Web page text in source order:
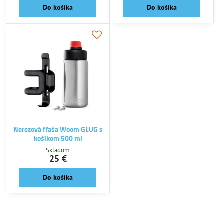
Do košíka Do košíka
Nerezová fľaša Woom GLUG s
košíkom 500 ml
Skladom
25 €
Do košíka